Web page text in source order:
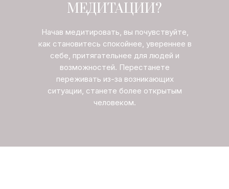
МЕДИТАЦИИ?
Начав медитировать, вы почувствуйте,
как становитесь спокойнее, увереннее в
себе, притягательнее для людей и
возможностей. Перестанете
переживать из-за возникающих
ситуации, станете более открытым
человеком.